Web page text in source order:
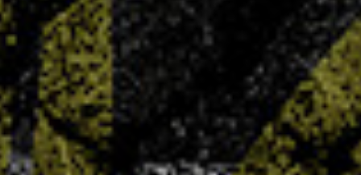
Villers-lès-Nancy. Ordre du jour :...
LIRE PLUS